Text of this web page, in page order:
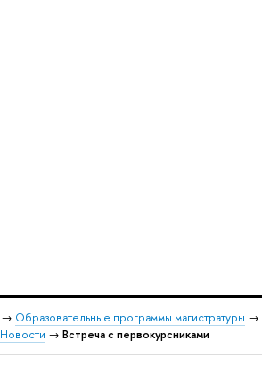
→ Образовательные программы магистратуры →
Новости → Встреча с первокурсниками